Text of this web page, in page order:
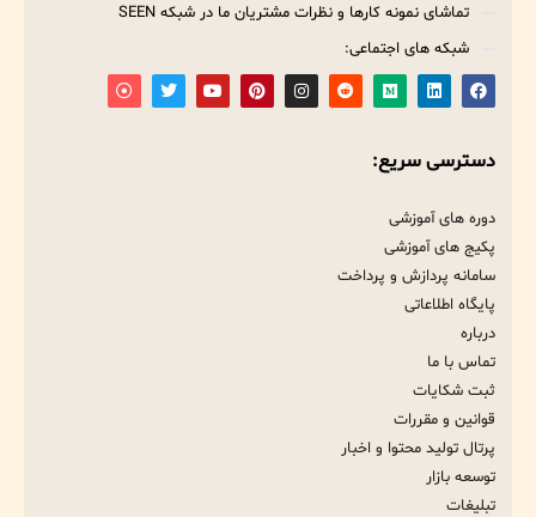
تماشای نمونه کارها و نظرات مشتریان ما در شبکه SEEN
شبکه های اجتماعی:
دسترسی سریع:
دوره های آموزشی
پکیج های آموزشی
سامانه پردازش و پرداخت
پایگاه اطلاعاتی
درباره
تماس با ما
ثبت شکایات
قوانین و مقررات
پرتال تولید محتوا و اخبار
توسعه بازار
تبلیغات